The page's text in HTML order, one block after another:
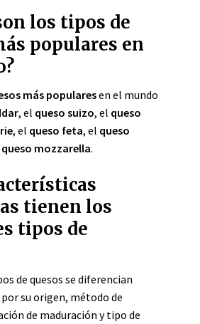
los tipos de
populares en
más popularesen el mundo
, el queso suizo, el queso
, el queso feta, el queso
queso mozzarella.
tienen los
tipos de
de quesos se diferencian
su origen, método de
de maduración y tipo de